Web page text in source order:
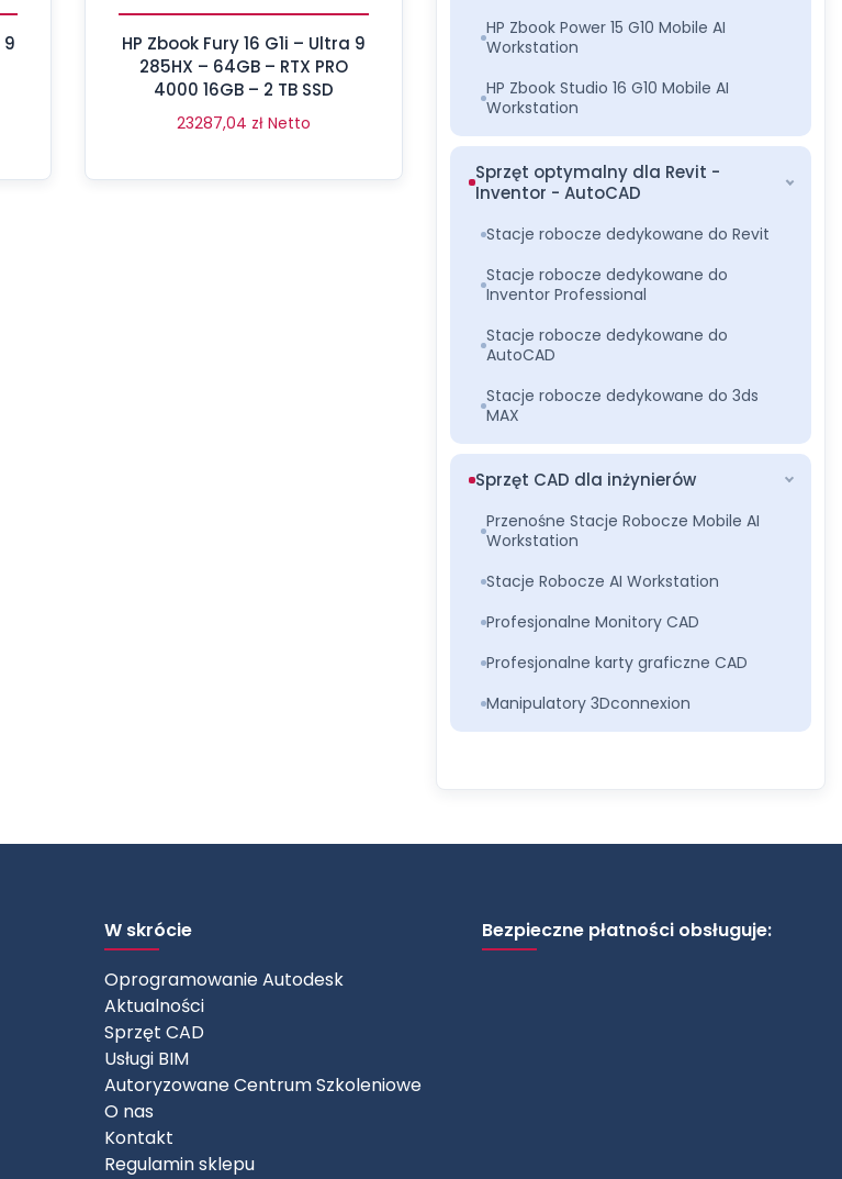
HP Zbook Fury 16 G1i – Ultra 9
285HX – 64GB – RTX PRO
4000 16GB – 2 TB SSD
23287,04 zł Netto
HP Zbook Power 15 G10 Mobile AI
Workstation
HP Zbook Studio 16 G10 Mobile AI
Workstation
Sprzęt optymalny dla Revit -
Inventor - AutoCAD
Stacje robocze dedykowane do Revit
Stacje robocze dedykowane do
Inventor Professional
Stacje robocze dedykowane do
AutoCAD
Stacje robocze dedykowane do 3ds
MAX
Sprzęt CAD dla inżynierów
Przenośne Stacje Robocze Mobile AI
Workstation
Stacje Robocze AI Workstation
Profesjonalne Monitory CAD
Profesjonalne karty graficzne CAD
Manipulatory 3Dconnexion
W skrócie
Oprogramowanie Autodesk
Aktualności
Sprzęt CAD
Usługi BIM
Autoryzowane Centrum Szkoleniowe
O nas
Kontakt
Regulamin sklepu
Bezpieczne płatności obsługuje: